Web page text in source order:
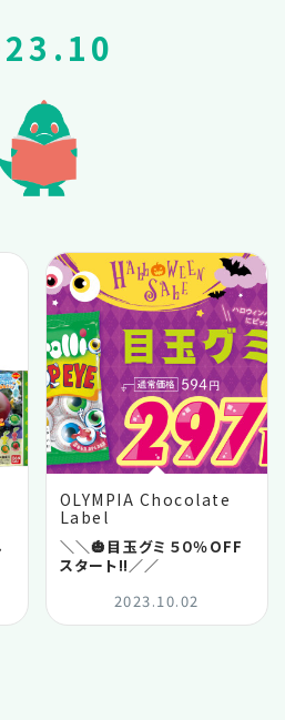
2025.10
2025.06
2025.04
2025.03
2024.11
OLYMPIA Chocolate
Label
＼＼🎃目玉グミ５０％OFF
スタート‼️／／
2023.10.02